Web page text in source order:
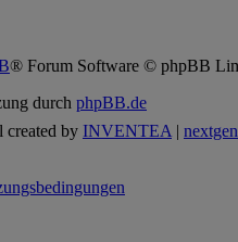
® Forum Software © phpBB
durch phpBB.de
created by INVENTEA | nextgen